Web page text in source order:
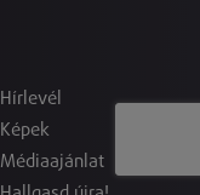
Hírlevél
Képek
Médiaajánlat